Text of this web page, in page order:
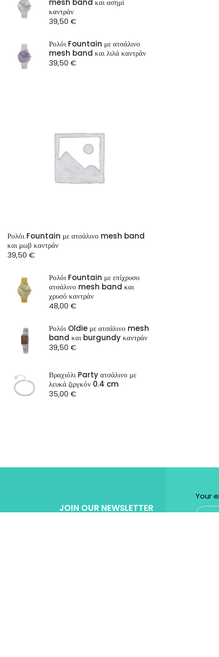
ST Watchmesh band και ασημί
καντράν
39,50 €
Ρολόι Fountain με ατσάλινο
mesh band και λιλά καντράν
39,50 €
Ρολόι Fountain με ατσάλινο mesh band
και μωβ καντράν
39,50 €
Ρολόι Fountain με επίχρυσο
ατσάλινο mesh band και
χρυσό καντράν
48,00 €
Ρολόι Oldie με ατσάλινο mesh
band και burgundy καντράν
39,50 €
Βραχιόλι Party ατσάλινο με
λευκά ζιργκόν 0.4 cm
35,00 €
JOIN OUR NEWSLETTER
Your